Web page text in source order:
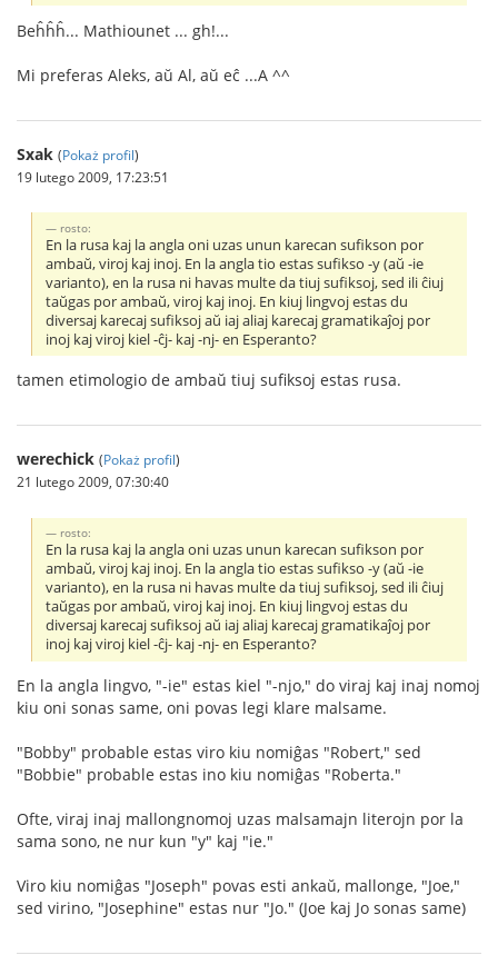
Beĥĥĥ... Mathiounet ... gh!...
Mi preferas Aleks, aŭ Al, aŭ eĉ ...A ^^
Sxak (Pokaż profil)
19 lutego 2009, 17:23:51
rosto:
En la rusa kaj la angla oni uzas unun karecan sufikson por
ambaŭ, viroj kaj inoj. En la angla tio estas sufikso -y (aŭ -ie
varianto), en la rusa ni havas multe da tiuj sufiksoj, sed ili ĉiuj
taŭgas por ambaŭ, viroj kaj inoj. En kiuj lingvoj estas du
diversaj karecaj sufiksoj aŭ iaj aliaj karecaj gramatikaĵoj por
inoj kaj viroj kiel -ĉj- kaj -nj- en Esperanto?
tamen etimologio de ambaŭ tiuj sufiksoj estas rusa.
werechick (Pokaż profil)
21 lutego 2009, 07:30:40
rosto:
En la rusa kaj la angla oni uzas unun karecan sufikson por
ambaŭ, viroj kaj inoj. En la angla tio estas sufikso -y (aŭ -ie
varianto), en la rusa ni havas multe da tiuj sufiksoj, sed ili ĉiuj
taŭgas por ambaŭ, viroj kaj inoj. En kiuj lingvoj estas du
diversaj karecaj sufiksoj aŭ iaj aliaj karecaj gramatikaĵoj por
inoj kaj viroj kiel -ĉj- kaj -nj- en Esperanto?
En la angla lingvo, "-ie" estas kiel "-njo," do viraj kaj inaj nomoj
kiu oni sonas same, oni povas legi klare malsame.
"Bobby" probable estas viro kiu nomiĝas "Robert," sed
"Bobbie" probable estas ino kiu nomiĝas "Roberta."
Ofte, viraj inaj mallongnomoj uzas malsamajn literojn por la
sama sono, ne nur kun "y" kaj "ie."
Viro kiu nomiĝas "Joseph" povas esti ankaŭ, mallonge, "Joe,"
sed virino, "Josephine" estas nur "Jo." (Joe kaj Jo sonas same)